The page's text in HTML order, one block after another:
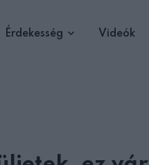
Érdekesség Videók